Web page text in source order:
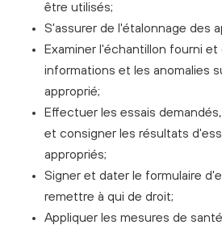
être utilisés;
S'assurer de l'étalonnage des
Examiner l'échantillon fourni et
informations et les anomalies
approprié;
Effectuer les essais
et consigner les résultats
appropriés;
Signer et dater le formulaire
remettre à qui de droit;
Appliquer les mesures de